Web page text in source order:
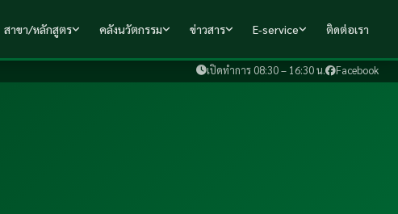
เปิดทำการ 08:30 – 16:30 น. Facebook
สาขา/หลักสูตร คลังนวัตกรรม ข่าวสาร E-service ติดต่อเรา